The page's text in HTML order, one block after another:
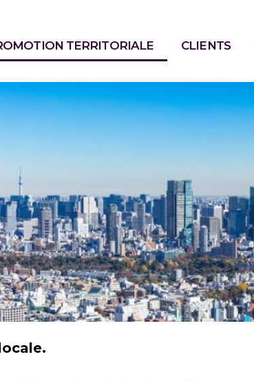
TERRITORIALE CLIENTS